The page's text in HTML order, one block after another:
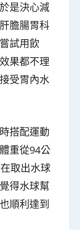
是決心減
膽腸胃科
試用飲
果都不理
受胃內水
搭配運動
重從94公
取出水球
得水球幫
順利達到